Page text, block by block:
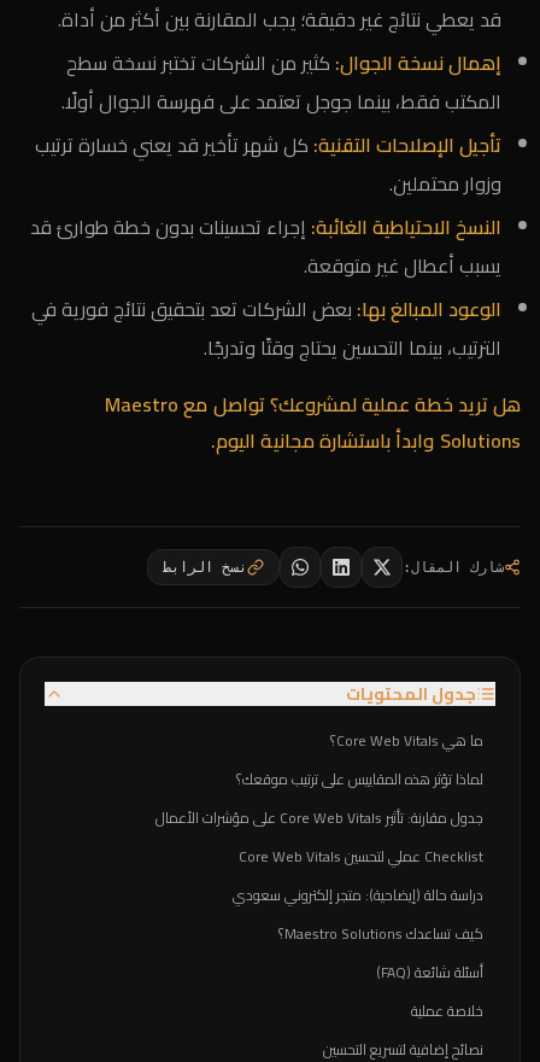
قد يعطي نتائج غير دقيقة؛ يجب المقارنة بين أكثر من أداة.
إهمال نسخة الجوال: كثير من الشركات تختبر نسخة سطح
المكتب فقط، بينما جوجل تعتمد على فهرسة الجوال أولًا.
تأجيل الإصلاحات التقنية: كل شهر تأخير قد يعني خسارة ترتيب
وزوار محتملين.
النسخ الاحتياطية الغائبة: إجراء تحسينات بدون خطة طوارئ قد
يسبب أعطال غير متوقعة.
الوعود المبالغ بها: بعض الشركات تعد بتحقيق نتائج فورية في
الترتيب، بينما التحسين يحتاج وقتًا وتدرجًا.
هل تريد خطة عملية لمشروعك؟
تواصل مع Maestro
Solutions وابدأ باستشارة مجانية اليوم.
شارك المقال: نسخ الرابط
جدول المحتويات
ما هي Core Web Vitals؟
لماذا تؤثر هذه المقاييس على ترتيب موقعك؟
جدول مقارنة: تأثير Core Web Vitals على مؤشرات الأعمال
Checklist عملي لتحسين Core Web Vitals
دراسة حالة (إيضاحية): متجر إلكتروني سعودي
كيف تساعدك Maestro Solutions؟
أسئلة شائعة (FAQ)
خلاصة عملية
نصائح إضافية لتسريع التحسين